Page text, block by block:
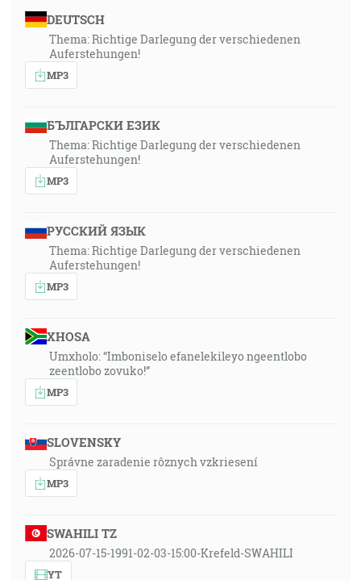
DEUTSCH
Thema: Richtige Darlegung der verschiedenen
Auferstehungen!
MP3
БЪЛГАРСКИ ЕЗИК
Thema: Richtige Darlegung der verschiedenen
Auferstehungen!
MP3
РУССКИЙ ЯЗЫК
Thema: Richtige Darlegung der verschiedenen
Auferstehungen!
MP3
XHOSA
Umxholo: “Imboniselo efanelekileyo ngeentlobo
zeentlobo zovuko!”
MP3
SLOVENSKY
Správne zaradenie rôznych vzkriesení
MP3
SWAHILI TZ
2026-07-15-1991-02-03-15:00-Krefeld-SWAHILI
YT